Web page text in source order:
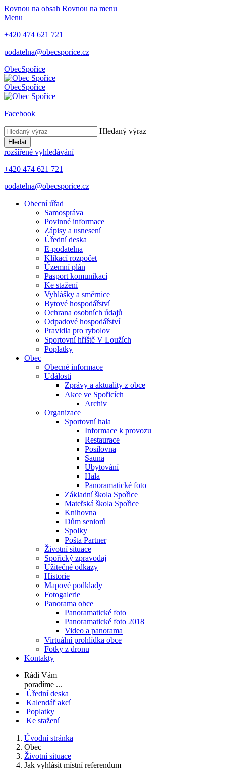
Rovnou na obsah Rovnou na menu
Menu
+420 474 621 721
podatelna@obecsporice.cz
ObecSpořice
ObecSpořice
Facebook
Hledaný výraz
Hledat
rozšířené vyhledávání
+420 474 621 721
podatelna@obecsporice.cz
Obecní úřad
Samospráva
Povinné informace
Zápisy a usnesení
Úřední deska
E-podatelna
Klikací rozpočet
Územní plán
Pasport komunikací
Ke stažení
Vyhlášky a směrnice
Bytové hospodářství
Ochrana osobních údajů
Odpadové hospodářství
Pravidla pro rybolov
Sportovní hřiště V Loužích
Poplatky
Obec
Obecné informace
Události
Zprávy a aktuality z obce
Akce ve Spořicích
Archiv
Organizace
Sportovní hala
Informace k provozu
Restaurace
Posilovna
Sauna
Ubytování
Hala
Panoramatické foto
Základní škola Spořice
Mateřská škola Spořice
Knihovna
Dům seniorů
Spolky
Pošta Partner
Životní situace
Spořický zpravodaj
Užitečné odkazy
Historie
Mapové podklady
Fotogalerie
Panorama obce
Panoramatické foto
Panoramatické foto 2018
Video a panorama
Virtuální prohlídka obce
Fotky z dronu
Kontakty
Rádi Vám
poradíme ...
Úřední deska
Kalendář akcí
Poplatky
Ke stažení
Úvodní stránka
Obec
Životní situace
Jak vyhlásit místní referendum